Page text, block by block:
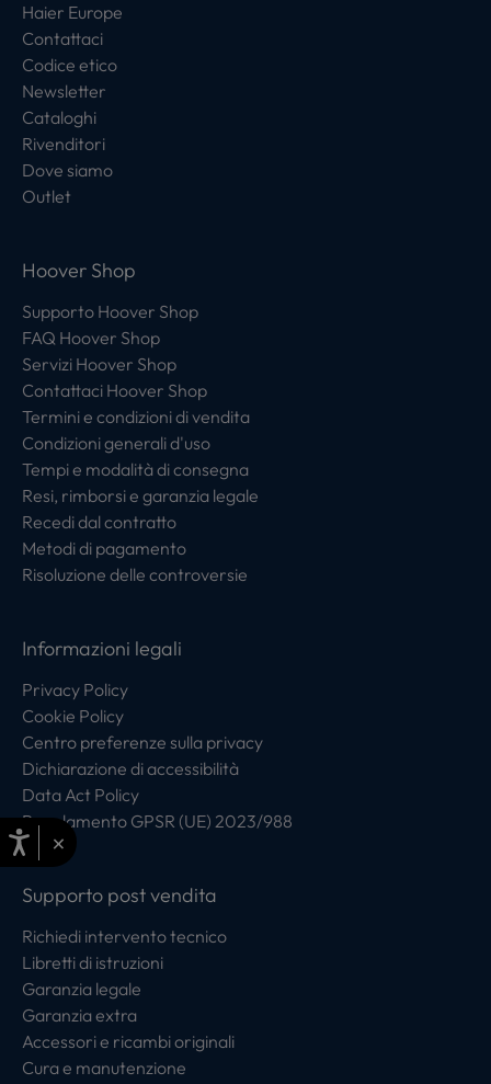
Haier Europe
Contattaci
Codice etico
Newsletter
Cataloghi
Rivenditori
Dove siamo
Outlet
Hoover Shop
Supporto Hoover Shop
FAQ Hoover Shop
Servizi Hoover Shop
Contattaci Hoover Shop
Termini e condizioni di vendita
Condizioni generali d'uso
Tempi e modalità di consegna
Resi, rimborsi e garanzia legale
Recedi dal contratto
Metodi di pagamento
Risoluzione delle controversie
Informazioni legali
Privacy Policy
Cookie Policy
Centro preferenze sulla privacy
Dichiarazione di accessibilità
Data Act Policy
Regolamento GPSR (UE) 2023/988
Supporto post vendita
Richiedi intervento tecnico
Libretti di istruzioni
Garanzia legale
Garanzia extra
Accessori e ricambi originali
Cura e manutenzione
×